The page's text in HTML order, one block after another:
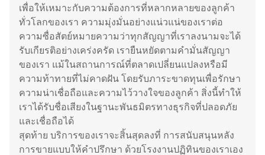
เพื่อให้เหมาะกับความต้องการที่หลากหลายของลูกค้า
ทั่วโลกของเรา ความมุ่งมั่นอย่างแน่วแน่ของเราต่อ
ความซื่อสัตย์หมายความว่าทุกสัญญาที่เราลงนามจะได้
รับเกียรติอย่างเคร่งครัด เรายืนหยัดตามคำมั่นสัญญา
ของเรา แม้ในสถานการณ์ที่ตลาดเปลี่ยนแปลงหรือมี
ความท้าทายที่ไม่คาดฝัน โดยรับภาระขาดทุนเพื่อรักษา
ความน่าเชื่อถือและความไว้วางใจของลูกค้า สิ่งนี้ทำให้
เราได้รับชื่อเสียงในฐานะพันธมิตรทางธุรกิจที่ปลอดภัย
และเชื่อถือได้
สุดท้าย บริการของเราจะสิ้นสุดลงที่ การสนับสนุนหลัง
การขายแบบให้คำปรึกษา ด้วยโรงงานปฏิทินของเราเอง